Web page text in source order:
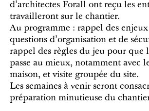
d'architectes Forall ont reçu les
travailleront sur le chantier.
Au programme : rappel des
questions d'organisation et de
rappel des règles du jeu pour que
passe au mieux, notamment avec
maison, et visite groupée du site.
Les semaines à venir seront
préparation minutieuse du